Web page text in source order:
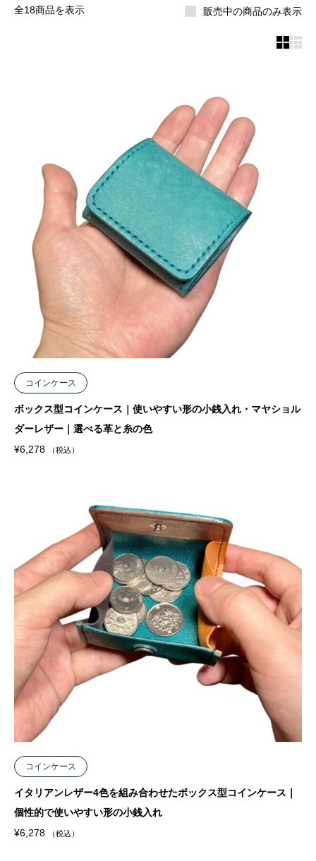
全18商品を表示 販売中の商品のみ表示

コインケース
ボックス型コインケース｜使いやすい形の小銭入れ・マヤショル
ダーレザー｜選べる革と糸の色
¥6,278 （税込）
コインケース
イタリアンレザー4色を組み合わせたボックス型コインケース｜
個性的で使いやすい形の小銭入れ
¥6,278 （税込）